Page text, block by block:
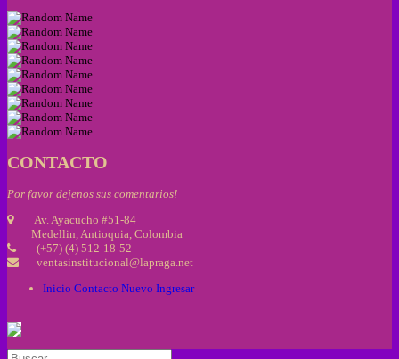
CONTACTO
Por favor dejenos sus comentarios!
Av. Ayacucho #51-84
Medellin, Antioquia, Colombia
(+57) (4) 512-18-52
ventasinstitucional@lapraga.net
Inicio Contacto Nuevo Ingresar